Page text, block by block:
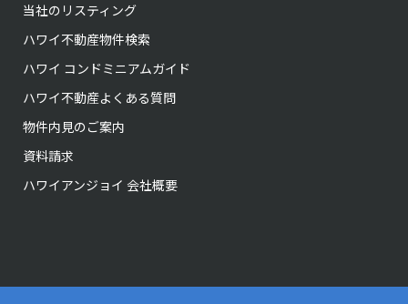
当社のリスティング
ハワイ不動産物件検索
ハワイ コンドミニアムガイド
ハワイ不動産よくある質問
物件内見のご案内
資料請求
ハワイアンジョイ 会社概要